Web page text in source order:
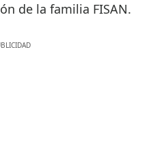
de la familia FISAN.